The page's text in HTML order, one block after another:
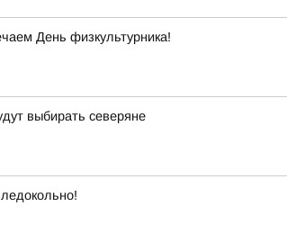
День физкультурника!
выбирать северяне